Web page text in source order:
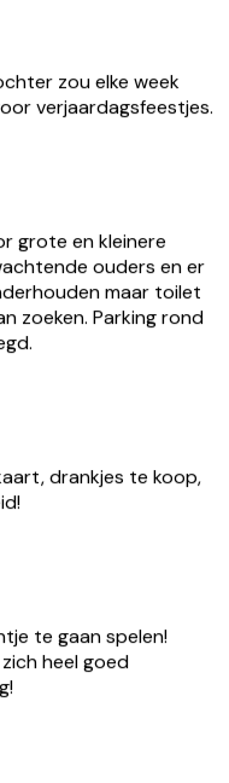
grote en kleinere
ouders en er
zoeken. Parking rond
drankjes te koop,
te gaan spelen!
heel goed
over de middag en het